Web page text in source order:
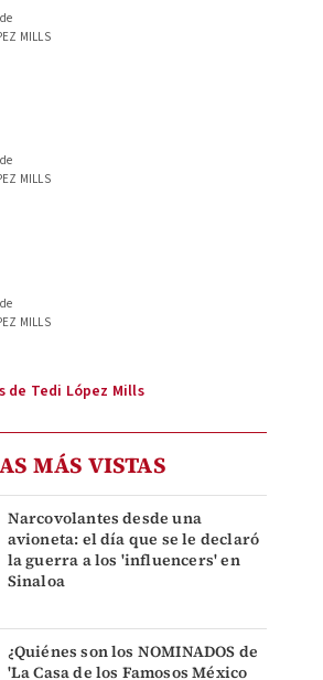
MILLS
MILLS
MILLS
de Tedi López Mills
MÁS VISTAS
Narcovolantes desde una
avioneta: el día que se le declaró
la guerra a los 'influencers' en
Sinaloa
¿Quiénes son los NOMINADOS de
'La Casa de los Famosos México